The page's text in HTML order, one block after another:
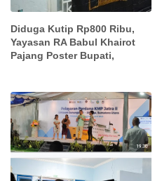
Diduga Kutip Rp800 Ribu,
Yayasan RA Babul Khairot
Pajang Poster Bupati,